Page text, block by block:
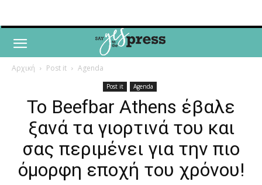
Αρχική Post it Agenda
Post it Agenda
To Beefbar Athens έβαλε
ξανά τα γιορτινά του και
σας περιμένει για την πιο
όμορφη εποχή του χρόνου!